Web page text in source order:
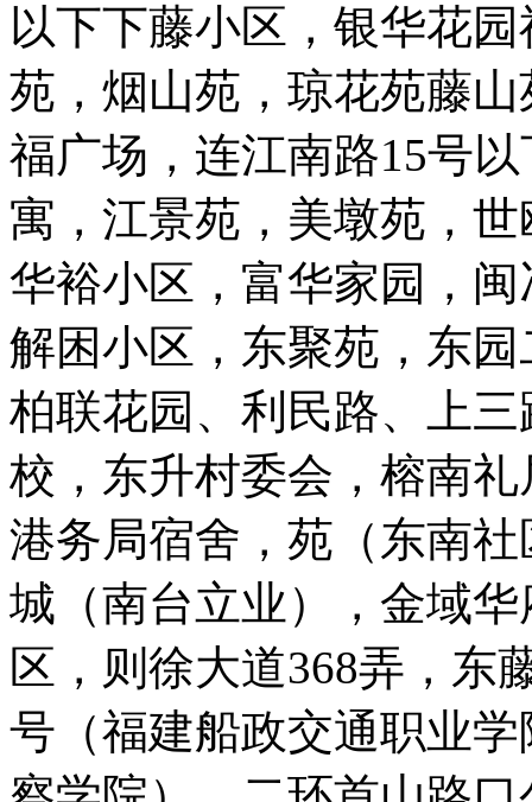
以下下藤小区，银华花
苑，烟山苑，琼花苑藤
福广场，连江南路15号
寓，江景苑，美墩苑，
华裕小区，富华家园，
解困小区，东聚苑，东
柏联花园、利民路、上
校，东升村委会，榕南
港务局宿舍，苑（东南
城（南台立业），金域
区，则徐大道368弄，东
号（福建船政交通职业